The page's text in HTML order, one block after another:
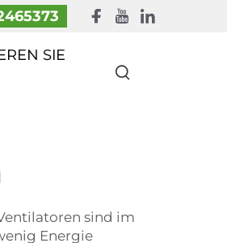
SIE
sind im
Energie